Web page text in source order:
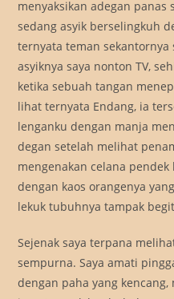
menyaksikan adegan
sedang asyik berselingkuh
ternyata teman
asyiknya saya nonton TV,
ketika sebuah tangan
lihat ternyata Endang, ia
lenganku dengan manja
degan setelah melihat
mengenakan celana
dengan kaos orangenya
lekuk tubuhnya tampak
Sejenak saya terpana
sempurna. Saya amati
dengan paha yang